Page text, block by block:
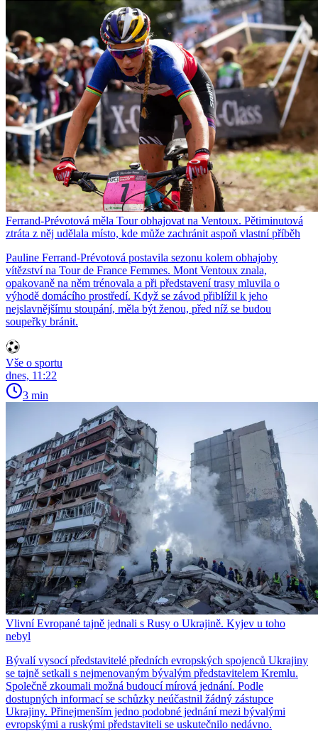
Ferrand-Prévotová měla Tour obhajovat na Ventoux. Pětiminutová
ztráta z něj udělala místo, kde může zachránit aspoň vlastní příběh
Pauline Ferrand-Prévotová postavila sezonu kolem obhajoby
vítězství na Tour de France Femmes. Mont Ventoux znala,
opakovaně na něm trénovala a při představení trasy mluvila o
výhodě domácího prostředí. Když se závod přiblížil k jeho
nejslavnějšímu stoupání, měla být ženou, před níž se budou
soupeřky bránit.
Vše o sportu
dnes, 11:22
3 min
Vlivní Evropané tajně jednali s Rusy o Ukrajině. Kyjev u toho
nebyl
Bývalí vysocí představitelé předních evropských spojenců Ukrajiny
se tajně setkali s nejmenovaným bývalým představitelem Kremlu.
Společně zkoumali možná budoucí mírová jednání. Podle
dostupných informací se schůzky neúčastnil žádný zástupce
Ukrajiny. Přinejmenším jedno podobné jednání mezi bývalými
evropskými a ruskými představiteli se uskutečnilo nedávno.